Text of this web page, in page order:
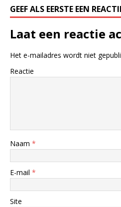
GEEF ALS EERSTE EEN
Laat een reactie
Het e-mailadres wordt niet
Reactie
Naam *
E-mail *
Site